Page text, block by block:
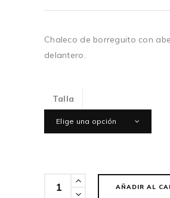
Chaleco de borreguito con
delantero.
Talla
Elige una opción
Cantidad
AÑADIR AL